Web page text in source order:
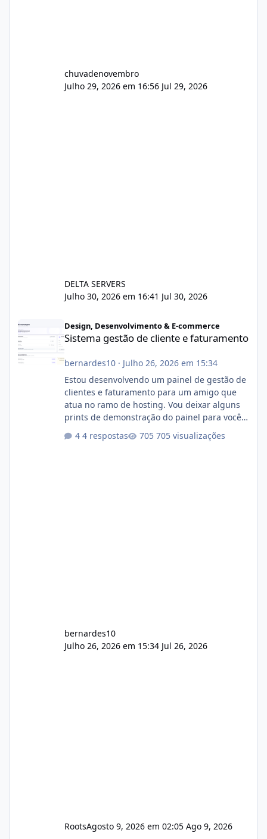
chuvadenovembro
Julho 29, 2026 em 16:56 Jul 29, 2026
DELTA SERVERS
Julho 30, 2026 em 16:41 Jul 30, 2026
Design, Desenvolvimento & E-commerce
Sistema gestão de cliente e faturamento
bernardes10· Julho 26, 2026 em 15:34
Estou desenvolvendo um painel de gestão de
clientes e faturamento para um amigo que
atua no ramo de hosting. Vou deixar alguns
prints de demonstração do painel para vocês
com cerca de 80% concluído e conta com
4 respostas 705 visualizações
bernardes10
Julho 26, 2026 em 15:34 Jul 26, 2026
RootsAgosto 9, 2026 em 02:05 Ago 9, 2026